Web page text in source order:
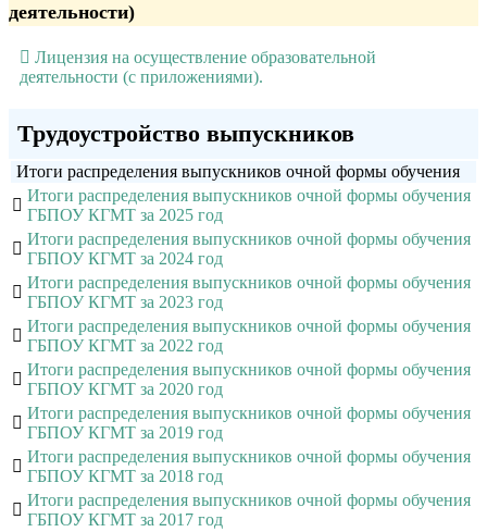
деятельности)
Лицензия на осуществление образовательной
деятельности (с приложениями).
Трудоустройство выпускников
Итоги распределения выпускников очной формы обучения
Итоги распределения выпускников очной формы обучения
ГБПОУ КГМТ за 2025 год
Итоги распределения выпускников очной формы обучения
ГБПОУ КГМТ за 2024 год
Итоги распределения выпускников очной формы обучения
ГБПОУ КГМТ за 2023 год
Итоги распределения выпускников очной формы обучения
ГБПОУ КГМТ за 2022 год
Итоги распределения выпускников очной формы обучения
ГБПОУ КГМТ за 2020 год
Итоги распределения выпускников очной формы обучения
ГБПОУ КГМТ за 2019 год
Итоги распределения выпускников очной формы обучения
ГБПОУ КГМТ за 2018 год
Итоги распределения выпускников очной формы обучения
ГБПОУ КГМТ за 2017 год